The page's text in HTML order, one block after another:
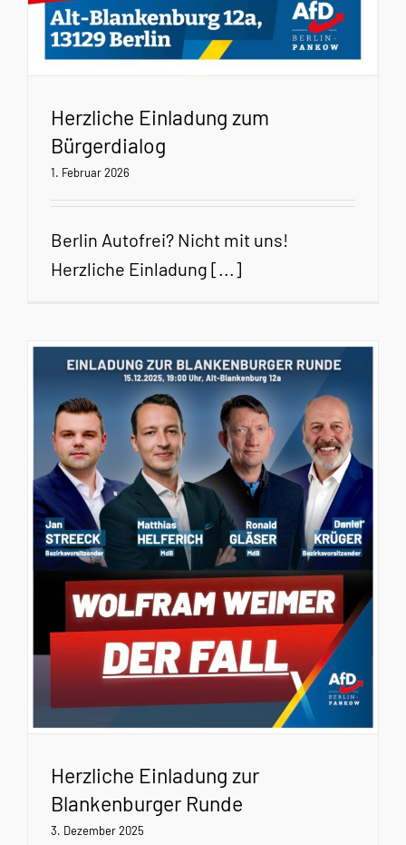
Herzliche Einladung zum
Bürgerdialog
1. Februar 2026
Berlin Autofrei? Nicht mit uns!
Herzliche Einladung [...]
Herzliche Einladung zur
Blankenburger Runde
3. Dezember 2025